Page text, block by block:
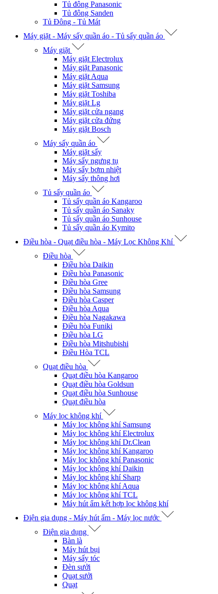
Tủ đông Panasonic
Tủ đông Sanden
Tủ Đông - Tủ Mát
Máy giặt - Máy sấy quần áo - Tủ sấy quần áo
Máy giặt
Máy giặt Electrolux
Máy giặt Panasonic
Máy giặt Aqua
Máy giặt Samsung
Máy giặt Toshiba
Máy giặt Lg
Máy giặt cửa ngang
Máy giặt cửa đứng
Máy giặt Bosch
Máy sấy quần áo
Máy giặt sấy
Máy sấy ngưng tụ
Máy sấy bơm nhiệt
Máy sấy thông hơi
Tủ sấy quần áo
Tủ sấy quần áo Kangaroo
Tủ sấy quần áo Sanaky
Tủ sấy quần áo Sunhouse
Tủ sấy quần áo Kymito
Điều hòa - Quạt điều hòa - Máy Lọc Không Khí
Điều hòa
Điều hòa Daikin
Điều hòa Panasonic
Điều hòa Gree
Điều hòa Samsung
Điều hòa Casper
Điều hòa Aqua
Điều hòa Nagakawa
Điều hòa Funiki
Điều hòa LG
Điều hòa Mitshubishi
Điều Hòa TCL
Quạt điều hòa
Quạt điều hòa Kangaroo
Quạt điều hòa Goldsun
Quạt điều hòa Sunhouse
Quạt điều hòa
Máy lọc không khí
Máy lọc không khí Samsung
Máy lọc không khí Electrolux
Máy lọc không khí Dr.Clean
Máy lọc không khí Kangaroo
Máy lọc không khí Panasonic
Máy lọc không khí Daikin
Máy lọc không khí Sharp
Máy lọc không khí Aqua
Máy lọc không khí TCL
Máy hút ẩm kết hợp lọc không khí
Điện gia dụng - Máy hút ẩm - Máy lọc nước
Điện gia dụng
Bàn là
Máy hút bụi
Máy sấy tóc
Đèn sưởi
Quạt sưởi
Quạt